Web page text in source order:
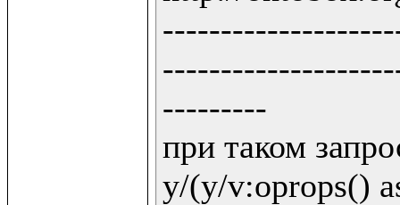
---------
при таком
y/(y/v:oprops()